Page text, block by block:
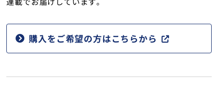
購入をご希望の方はこちらから